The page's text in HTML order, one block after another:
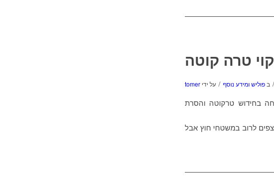
טרה קוטה
/ בפוליש ומידע נוסף / על ידי tomer
בחידוש טרקוטה והסרת
לרוב במשטחי חוץ אבל